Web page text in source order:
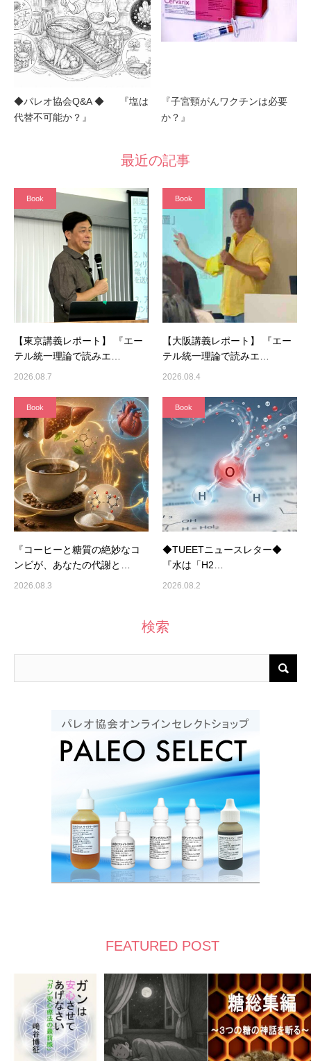
◆パレオ協会Q&A ◆ 『塩は
代替不可能か？』
『子宮頸がんワクチンは必要
か？』
最近の記事
Book
【東京講義レポート】 『エー
テル統一理論で読みエ…
2026.08.7
Book
【大阪講義レポート】 『エー
テル統一理論で読みエ…
2026.08.4
Book
『コーヒーと糖質の絶妙なコ
ンビが、あなたの代謝と…
2026.08.3
Book
◆TUEETニュースレター◆
『水は「H2…
2026.08.2
検索
FEATURED POST